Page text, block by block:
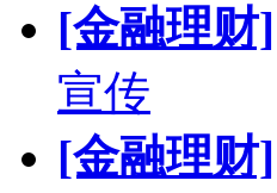
[金融理财]
宣传
[金融理财]